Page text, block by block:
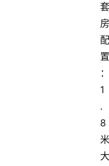
套
房
配
置
：
1
.
8
米
大